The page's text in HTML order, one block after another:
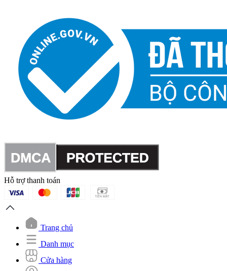
Hỗ trợ thanh toán
Trang chủ
Danh mục
Cửa hàng